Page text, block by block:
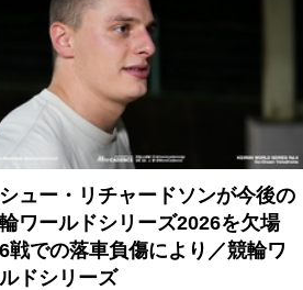
ュー・リチャードソンが今後の
ワールドシリーズ2026を欠場
戦での落車負傷により／競輪ワ
ドシリーズ